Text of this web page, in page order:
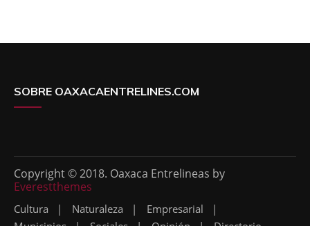
SOBRE OAXACAENTRELINES.COM
Copyright © 2018. Oaxaca Entrelineas by
Everestthemes
Cultura Naturaleza
Empresarial